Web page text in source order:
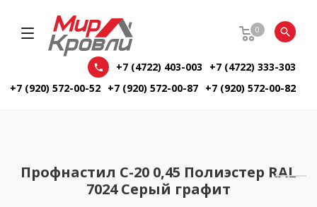
0
+7 (4722) 403-003
+7 (4722) 333-303
+7 (920) 572-00-52 +7 (920) 572-00-87 +7 (920) 572-00-82
Профнастил С-20 0,45 Полиэстер RAL
7024 Серый графит